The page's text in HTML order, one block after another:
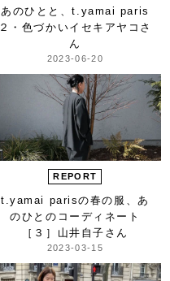
あのひとと、t.yamai paris
２・色づかいイセキアヤコさ
ん
2023-06-20
REPORT
t.yamai parisの春の服、 あ
のひとのコーディネート
［３］山井自子さん
2023-03-15